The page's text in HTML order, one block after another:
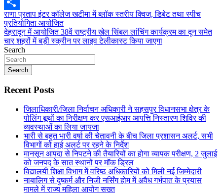
Share
Post
navigation
राणा प्रताप इंटर कॉलेज खटीमा में ब्लॉक स्तरीय क्विज, डिबेट तथा स्पीच
प्रतियोगिता आयोजित
देहरादून में आयोजित 38वें राष्ट्रीय खेल सिंबल लांचिंग कार्यक्रम का दून समेत
चार शहरों में बड़ी स्क्रीन पर लाइव टेलीकास्ट किया जाएगा
Search
Search
Recent Posts
जिलाधिकारी/जिला निर्वाचन अधिकारी ने सहसपुर विधानसभा क्षेत्र के
पोलिंग बूथों का निरीक्षण कर एसआईआर आपत्ति निस्तारण शिविर की
व्यवस्थाओं का लिया जायजा
भारी से बहुत भारी वर्षा की चेतावनी के बीच जिला प्रशासन अलर्ट, सभी
विभागों को हाई अलर्ट पर रहने के निर्देश
मानसून आपदा से निपटने की तैयारियों का होगा व्यापक परीक्षण, 2 जुलाई
को जनपद के सात स्थानों पर मॉक ड्रिल
विद्यालयी शिक्षा विभाग में वरिष्ठ अधिकारियों को मिली नई जिम्मेदारी
नाबालिग से दुष्कर्म और निजी नर्सिंग होम में अवैध गर्भपात के प्रयास
मामले में राज्य महिला आयोग सख्त